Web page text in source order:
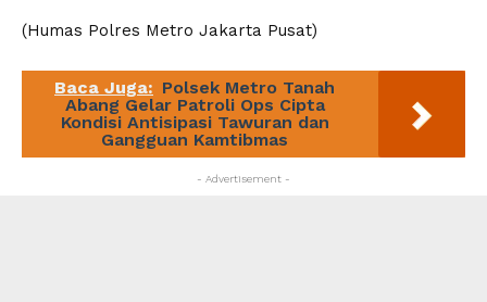
(Humas Polres Metro Jakarta Pusat)
Baca Juga: Polsek Metro Tanah
Abang Gelar Patroli Ops Cipta
Kondisi Antisipasi Tawuran dan
Gangguan Kamtibmas
- Advertisement -